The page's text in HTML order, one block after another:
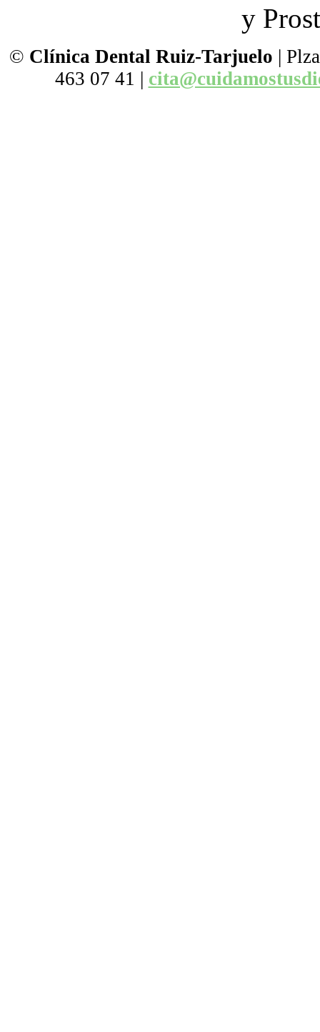
y
© Clínica Dental Ruiz-Tarjuelo |
463 07 41 |